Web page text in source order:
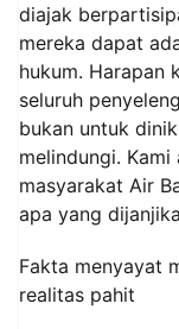
diajak
mereka dapat
hukum. Harapan
seluruh
bukan untuk
melindungi.
masyarakat Air
apa yang
Fakta menyayat
realitas pahit